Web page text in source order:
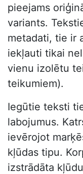
pieejams
variants.
metadati, tie ir
iekļauti tikai
vienu izolētu
teikumiem).
Iegūtie teksti
labojumus.
ievērojot
kļūdas tipu.
izstrādāta